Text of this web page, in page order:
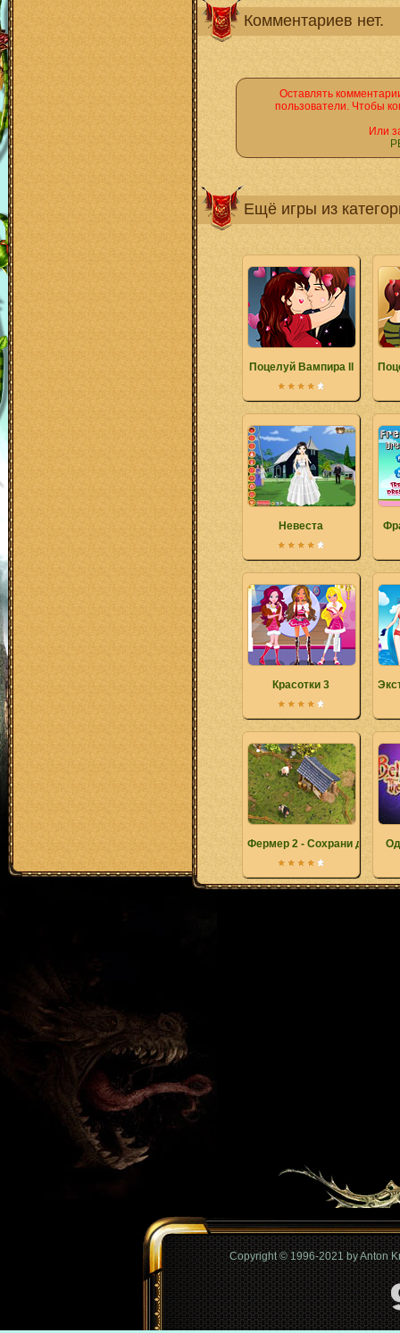
Комментариев нет.
Оставлять
пользователи. Чтобы
Или
Ещё игры из
Поцелуй Вампира ll
Невеста
Красотки 3
Фермер 2 - Сохрани
Copyright © 1996-2021 by Anton